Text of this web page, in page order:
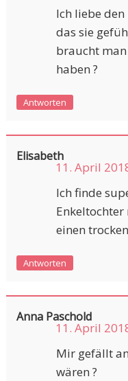
Ich liebe
das sie
braucht
haben ?
Antworten
Elisabeth
11. April
Ich finde
einen
Antworten
Anna Paschold
11. April
Mir gefällt
wären ?